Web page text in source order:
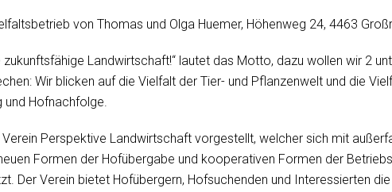
von Thomas und Olga Huemer, Höhenweg 24, 4463
zukunftsfähige Landwirtschaft!“ lautet das Motto, dazu wollen wir 2
Wir blicken auf die Vielfalt der Tier- und Pflanzenwelt und die
und Hofnachfolge.
Perspektive Landwirtschaft vorgestellt, welcher sich mit
Formen der Hofübergabe und kooperativen Formen der
Der Verein bietet Hofübergern, Hofsuchenden und Interessierten